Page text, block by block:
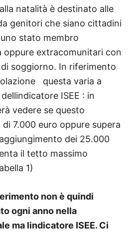
natalità è destinato alle
genitori che siano cittadini
stato membro
oppure extracomunitari con
soggiorno. In riferimento
questa varia a
ISEE : in
vedere se questo
di 7.000 euro oppure supera
dei 25.000
il tetto massimo
1)
non è quindi
ogni anno nella
ma lindicatore ISEE. Ci